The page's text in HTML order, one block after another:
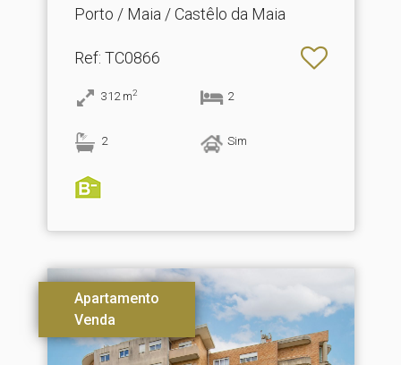
Porto / Maia / Castêlo da Maia
Ref: TC0866
312 m2 2
2 Sim
Apartamento
Venda